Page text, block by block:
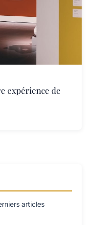
expérience de
articles